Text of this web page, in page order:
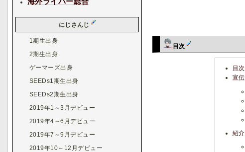
目次
目次
宣伝
紹介
にじさんじ
1期生出身
2期生出身
ゲーマーズ出身
SEEDs1期生出身
SEEDs2期生出身
2019年1～3月デビュー
2019年4～6月デビュー
2019年7～9月デビュー
2019年10～12月デビュー